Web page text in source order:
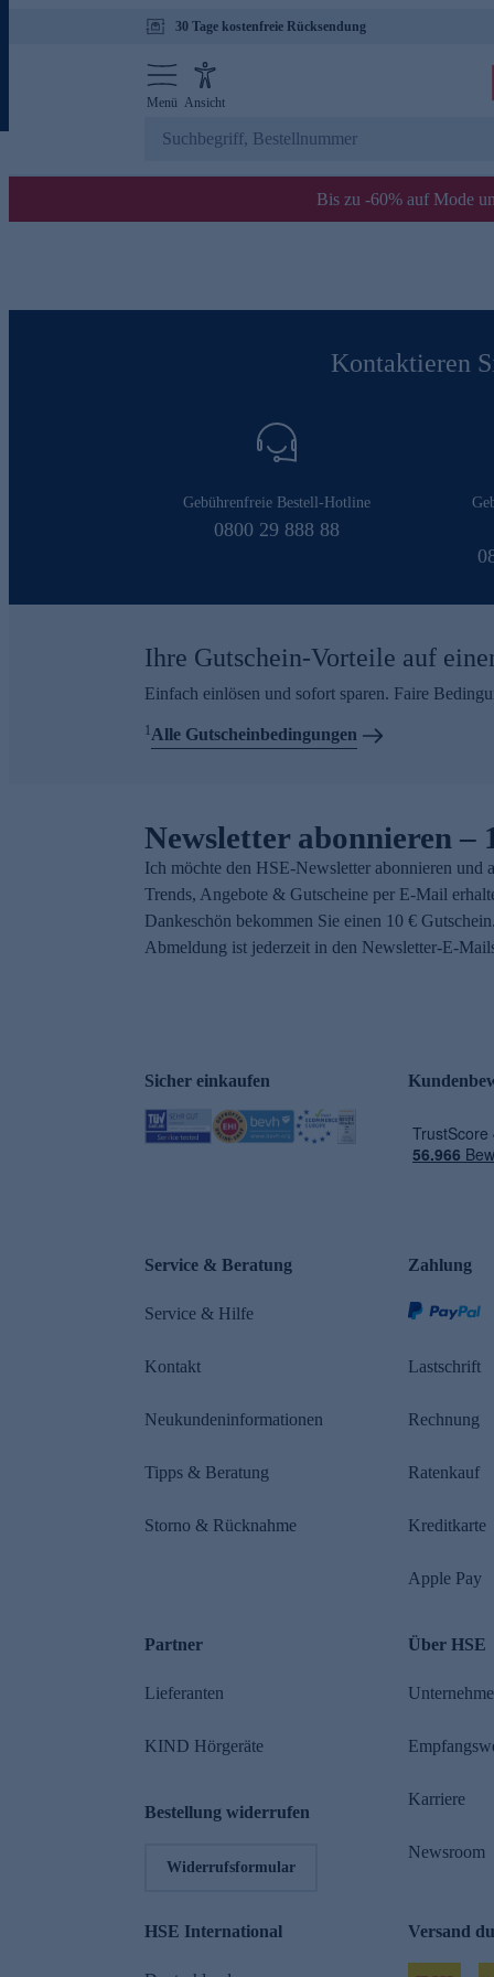
30 Tage kostenfreie Rücksendung
Menü Ansicht
Bis zu -60% auf Mode
Kontaktieren
Gebührenfreie Bestell-Hotline
0800 29 888 88
Ihre Gutschein-Vorteile auf
Einfach einlösen und sofort sparen. Faire
1Alle Gutscheinbedingungen
Newsletter abonnieren –
Ich möchte den HSE-Newsletter abonnieren und
Trends, Angebote & Gutscheine per E-Mail
Dankeschön bekommen Sie einen 10 €
Abmeldung ist jederzeit in den Newsletter-E-
Sicher einkaufen
Service & Beratung
Service & Hilfe
Kontakt
Neukundeninformationen
Tipps & Beratung
Storno & Rücknahme
Zahlung
Lastschrift
Rechnung
Ratenkauf
Kreditkarte
Apple Pay
Partner
Lieferanten
KIND Hörgeräte
Bestellung widerrufen
Widerrufsformular
Über HSE
Karriere
Newsroom
HSE International Versand